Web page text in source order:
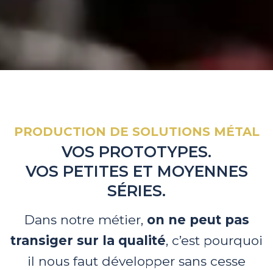
PRODUCTION DE SOLUTIONS MÉTAL
VOS PROTOTYPES.
VOS PETITES ET MOYENNES
SÉRIES.
Dans notre métier, on ne peut pas
transiger sur la qualité, c’est pourquoi
il nous faut développer sans cesse